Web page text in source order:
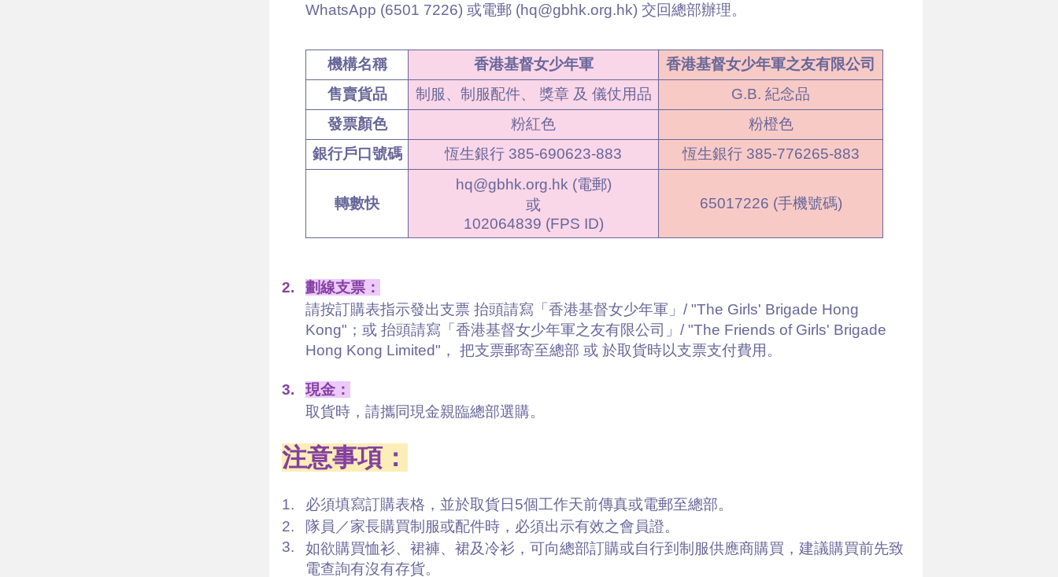
WhatsApp (6501 7226) 或電郵 (hq@gbhk.org.hk) 交回總部辦理。
機構名稱 香港基督女少年軍
香港基督女少年軍之友有限公司
售賣貨品
制服、制服配件、 獎章 及 儀仗用品
G.B. 紀念品
發票顏色
粉紅色
粉橙色
銀行戶口號碼
恆生銀行 385-690623-883 恆生銀行 385-776265-883
轉數快
hq@gbhk.org.hk (電郵)
或
102064839 (FPS ID)
65017226 (手機號碼)
2.
劃線支票：
請按訂購表指示發出支票 抬頭請寫「香港基督女少年軍」/ "The Girls' Brigade Hong
Kong"；或 抬頭請寫「香港基督女少年軍之友有限公司」/ "The Friends of Girls' Brigade
Hong Kong Limited"， 把支票郵寄至總部 或 於取貨時以支票支付費用。
3.
現金：
取貨時，請攜同現金親臨總部選購。
注意事項：
1.
必須填寫訂購表格，並於取貨日5個工作天前傳真或電郵至總部。
2.
隊員／家長購買制服或配件時，必須出示有效之會員證。
3.
如欲購買恤衫、裙褲、裙及冷衫，可向總部訂購或自行到制服供應商購買，建議購買前先致
電查詢有沒有存貨。